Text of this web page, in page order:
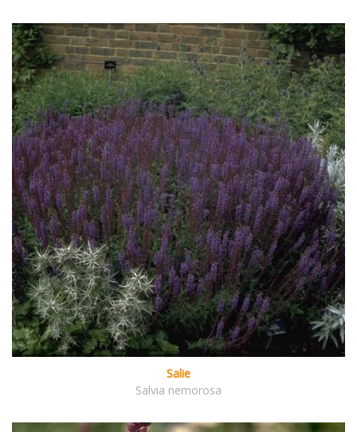
Salie
Salvia nemorosa